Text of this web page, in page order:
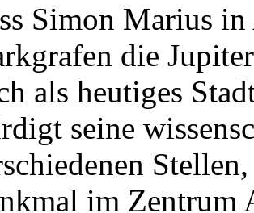
Simon Marius
die
als heutiges
seine
im Zentrum